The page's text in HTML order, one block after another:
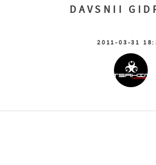
DAVSNII
2011-03-31